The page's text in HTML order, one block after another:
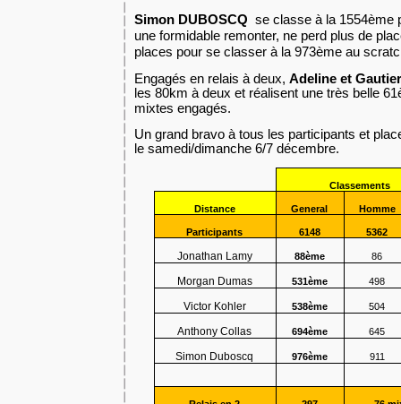
Simon DUBOSCQ se classe à la 1554ème
une formidable remonter, ne perd plus de
places pour se classer à la 973ème au
Engagés en relais à deux, Adeline et
les 80km à deux et réalisent une très belle 61
mixtes engagés.
Un grand bravo à tous les participants et
le samedi/dimanche 6/7 décembre.
Classements
Distance General Homme
Participants 6148 5362
Jonathan Lamy 88ème 86
Morgan Dumas 531ème 498
Victor Kohler 538ème 504
Anthony Collas 694ème 645
Simon Duboscq 976ème 911